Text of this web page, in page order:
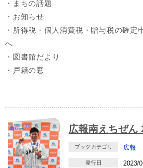
・まちの話題
・お知らせ
・所得税・個人消費税・贈与税の確定
へ
・図書館だより
・戸籍の窓
広報南えちぜん
ブックカテゴリ 広報
発行日 2023/